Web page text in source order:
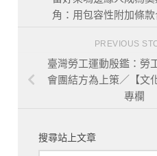
角：用包容性附加條
PREVIOUS
臺灣勞工運動殷鑑：勞
會團結方為上策／【文
專欄
搜尋站上文章